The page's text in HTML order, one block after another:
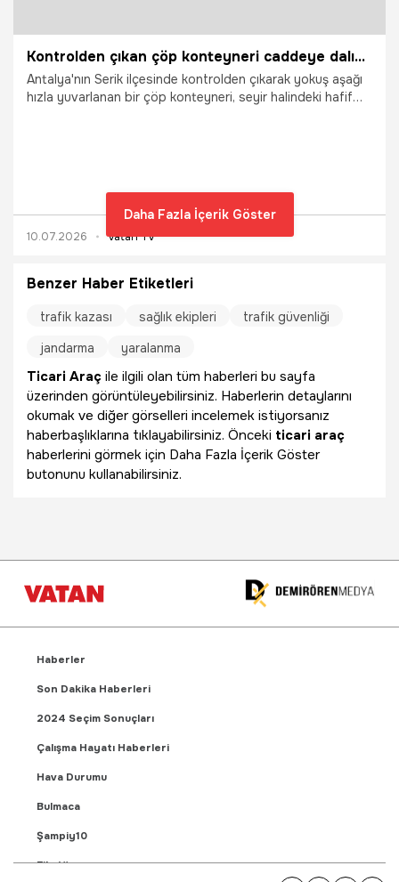
Kontrolden çıkan çöp konteyneri caddeye dalıp araca çarptı: O anlar kamerada
Antalya'nın Serik ilçesinde kontrolden çıkarak yokuş aşağı
hızla yuvarlanan bir çöp konteyneri, seyir halindeki hafif
10.07.2026 Vatan TV
Daha Fazla İçerik Göster
Benzer Haber Etiketleri
trafik kazası sağlık ekipleri
trafik güvenliği
jandarma
yaralanma
Ticari Araç ile ilgili olan tüm haberleri bu sayfa
üzerinden görüntüleyebilirsiniz. Haberlerin detaylarını
okumak ve diğer görselleri incelemek istiyorsanız
haberbaşlıklarına tıklayabilirsiniz. Önceki ticari araç
haberlerini görmek için Daha Fazla İçerik Göster
butonunu kullanabilirsiniz.
Haberler
Son Dakika Haberleri
2024 Seçim Sonuçları
Çalışma Hayatı Haberleri
Hava Durumu
Bulmaca
Şampiy10
Fikstür